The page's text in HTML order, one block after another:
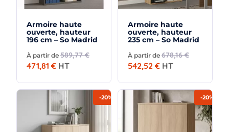
Armoire haute
ouverte, hauteur
196 cm – So Madrid
À partir de 589,77 €
471,81 € HT
Armoire haute
ouverte, hauteur
235 cm – So Madrid
À partir de 678,16 €
542,52 € HT
-20% -20%